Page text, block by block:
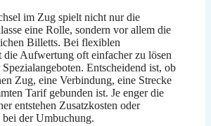
im Zug spielt nicht nur die
eine Rolle, sondern vor allem die
Billetts. Bei flexiblen
die Aufwertung oft einfacher zu lösen
Entscheidend ist, ob
Zug, eine Verbindung, eine Strecke
Tarif gebunden ist. Je enger die
entstehen Zusatzkosten oder
der Umbuchung.